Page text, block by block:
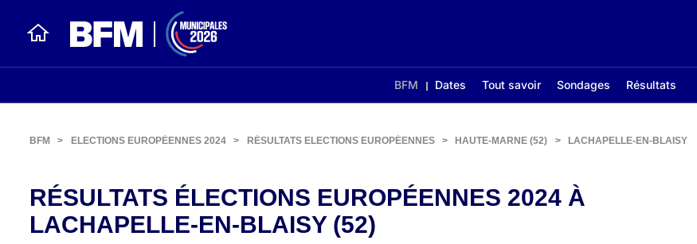
BFM Dates Tout savoir Sondages Résultats
BFM > ELECTIONS EUROPÉENNES 2024 > RÉSULTATS ELECTIONS EUROPÉENNES > HAUTE-MARNE (52) > LACHAPELLE-EN-BLAISY
RÉSULTATS ÉLECTIONS EUROPÉENNES 2024 À
LACHAPELLE-EN-BLAISY (52)